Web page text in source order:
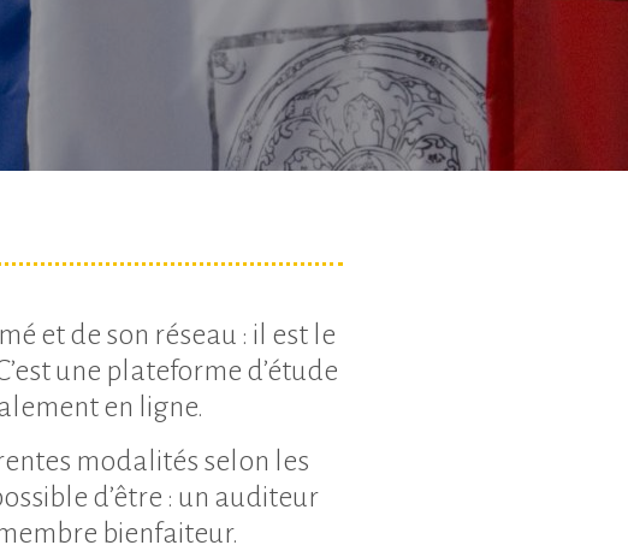
et de son réseau : il est le
une plateforme d’étude
en ligne.
modalités selon les
d’être : un auditeur
bienfaiteur.